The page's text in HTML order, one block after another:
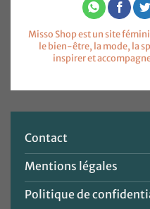
Misso Shop est un site
le bien-être, la mode, la
inspirer et
Contact
Mentions légales
Politique de